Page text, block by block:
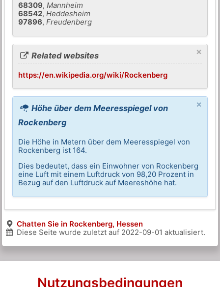
68309,Mannheim
68542,Heddesheim
97896,Freudenberg
×
Related websites
https://en.wikipedia.org/wiki/Rockenberg
×
Höhe über dem Meeresspiegel von
Rockenberg
Die Höhe in Metern über dem Meeresspiegel von
Rockenberg ist 164.
Dies bedeutet, dass ein Einwohner von Rockenberg
eine Luft mit einem Luftdruck von 98,20 Prozent in
Bezug auf den Luftdruck auf Meereshöhe hat.
Chatten Sie in Rockenberg, Hessen
Diese Seite wurde zuletzt auf 2022-09-01 aktualisiert.
Nutzungsbedingungen